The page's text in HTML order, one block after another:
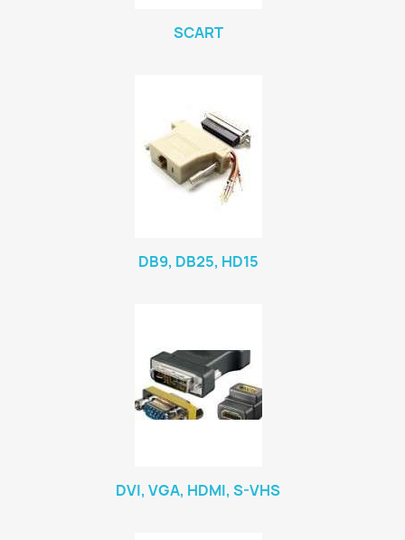
SCART
DB9, DB25, HD15
DVI, VGA, HDMI, S-VHS